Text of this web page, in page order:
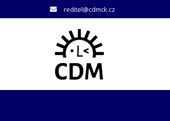
reditel@cdmck.cz